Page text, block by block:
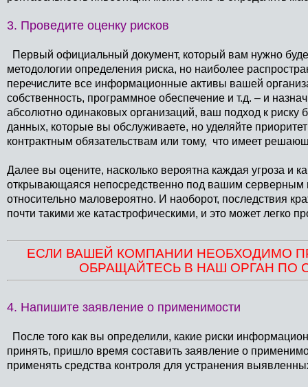
3. Проведите оценку рисков
Первый официальный документ, который вам нужно
методологии определения риска, но наиболее
перечислите все информационные активы вашей
собственность, программное обеспечение и т.д. – и
абсолютно одинаковых организаций, ваш подход к риску
данных, которые вы обслуживаете, но уделяйте
контрактным обязательствам или тому, что имеет
Далее вы оцените, насколько вероятна каждая угроза и
открывающаяся непосредственно под вашим серверным
относительно маловероятно. И наоборот, последствия
почти такими же катастрофическими, и это может легко
ЕСЛИ ВАШЕЙ КОМПАНИИ НЕОБХОДИМО
ОБРАЩАЙТЕСЬ В НАШ ОРГАН ПО
4. Напишите заявление о применимости
После того как вы определили, какие риски
принять, пришло время составить заявление о
применять средства контроля для устранения